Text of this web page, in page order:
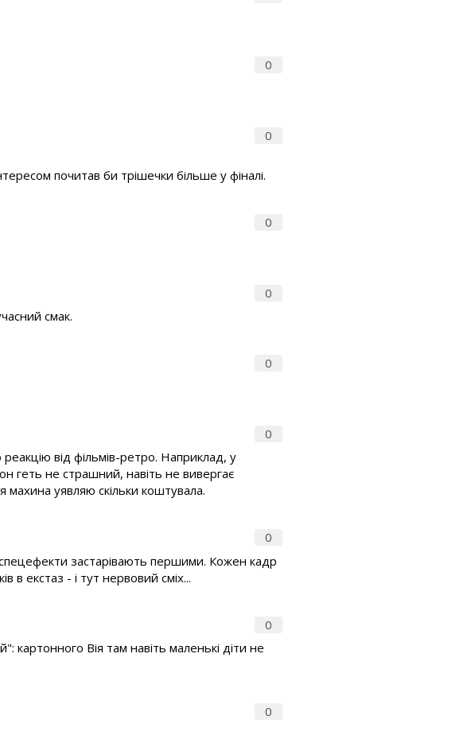
0
0
почитав би трішечки більше у фіналі.
0
0
смак.
0
0
від фільмів-ретро. Наприклад, у
геть не страшний, навіть не вивергає
уявляю скільки коштувала.
0
застарівають першими. Кожен кадр
в екстаз - і тут нервовий сміх...
0
Вія там навіть маленькі діти не
0